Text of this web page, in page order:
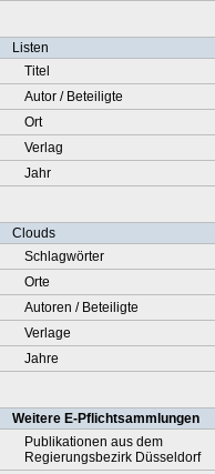
Listen
Titel
Autor / Beteiligte
Ort
Verlag
Jahr
Clouds
Schlagwörter
Orte
Autoren / Beteiligte
Verlage
Jahre
Weitere E-Pflichtsammlungen
Publikationen aus dem
Regierungsbezirk Düsseldorf